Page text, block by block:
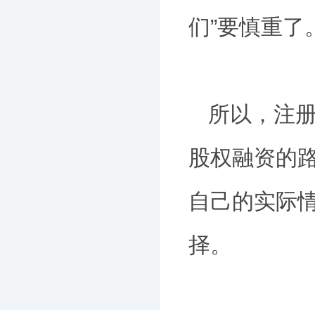
们”要慎重了
所以，注
股权融资的
自己的实际
择。